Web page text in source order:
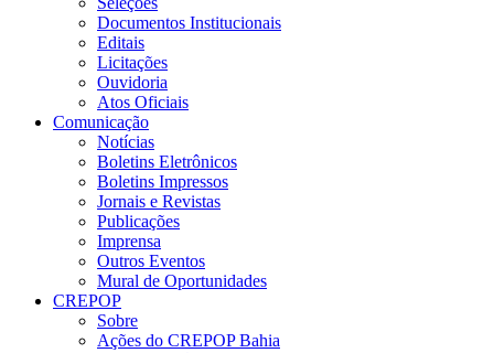
Documentos Institucionais
Editais
Licitações
Ouvidoria
Atos Oficiais
Comunicação
Notícias
Boletins Eletrônicos
Boletins Impressos
Jornais e Revistas
Publicações
Imprensa
Outros Eventos
Mural de Oportunidades
CREPOP
Sobre
Ações do CREPOP Bahia